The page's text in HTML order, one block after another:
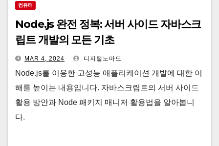
컴퓨터
Node.js 완전 정복: 서버 사이드 자바스크
립트 개발의 모든 기초
MAR 4, 2024 디지털노마드
Node.js를 이용한 고성능 애플리케이션 개발에 대한 이
해를 높이는 내용입니다. 자바스크립트의 서버 사이드
활용 방안과 Node 패키지 매니저 활용법을 알아봅니
다.